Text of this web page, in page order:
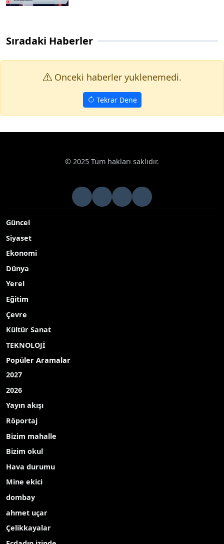
Sıradaki Haberler
Onceki haberler yuklenemedi.
Tekrar Dene
© 2025 Tüm hakları saklıdır.
Güncel
Siyaset
Ekonomi
Dünya
Yerel
Eğitim
Çevre
Kültür Sanat
TEKNOLOJİ
Popüler Aramalar
2027
2026
Yayın akışı
Röportaj
Bizim mahalle
Bizim okul
Hava durumu
Mine ekici
dombay
ahmet uçar
Çelikkayalar